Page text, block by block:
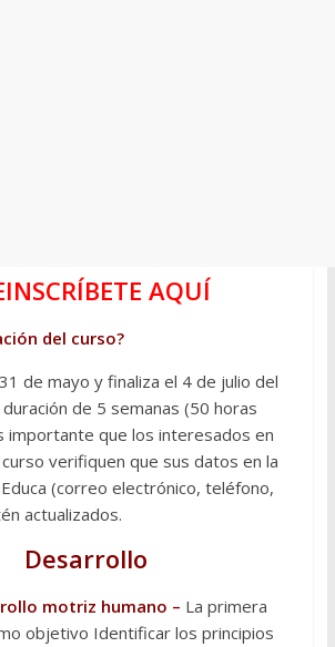
AQUÍ
del curso?
de mayo y finaliza el 4 de julio del
de 5 semanas (50 horas
importante que los interesados en
verifiquen que sus datos en la
(correo electrónico, teléfono,
actualizados.
Desarrollo
motriz humano – La primera
objetivo Identificar los principios